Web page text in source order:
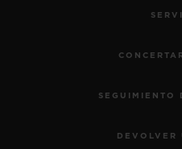
SEGUIMIENTO
DEVOLVER